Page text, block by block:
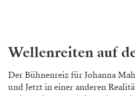
Wellenreiten auf
Der Bühnenreiz für Johanna
und Jetzt in einer anderen